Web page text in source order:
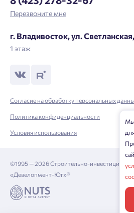
Перезвоните мне
г. Владивосток, ул.
1 этаж
Согласие на обработку персональных
Политика конфиденциальности
Условия использования
©1995 — 2026 Строительно-
«Девелопмент-Юг»®
Мы